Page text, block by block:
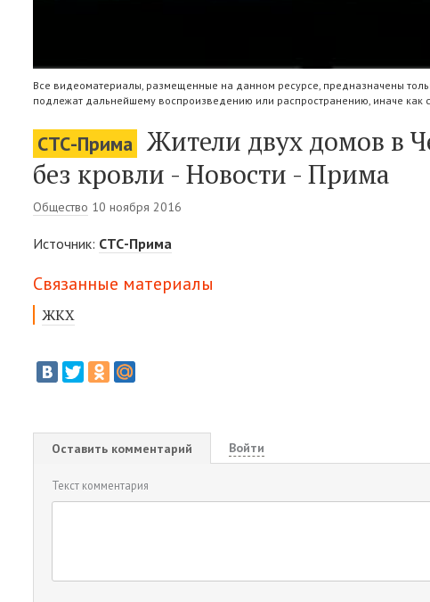
Все видеоматериалы, размещенные на данном ресурсе, предназначены
подлежат дальнейшему воспроизведению или распространению, иначе как
СТС-Прима Жители двух домов в
без кровли - Новости - Прима
Общество 10 ноября 2016
Источник: СТС-Прима
Связанные материалы
ЖКХ
Оставить комментарий Войти
Текст комментария